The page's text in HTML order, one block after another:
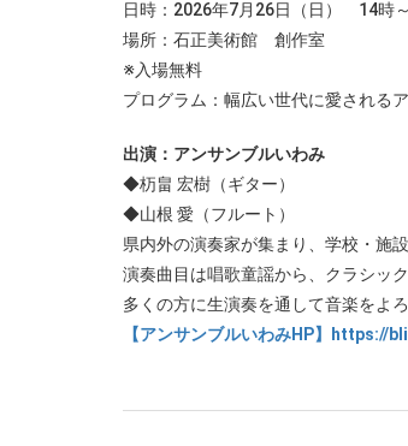
日時：2026年7月26日（日） 14時
場所：石正美術館 創作室
※入場無料
プログラム：幅広い世代に愛される
出演：アンサンブルいわみ
◆杤畠 宏樹（ギター）
◆山根 愛（フルート）
県内外の演奏家が集まり、学校・施
演奏曲目は唱歌童謡から、クラシッ
多くの方に生演奏を通して音楽をよ
【アンサンブルいわみHP】